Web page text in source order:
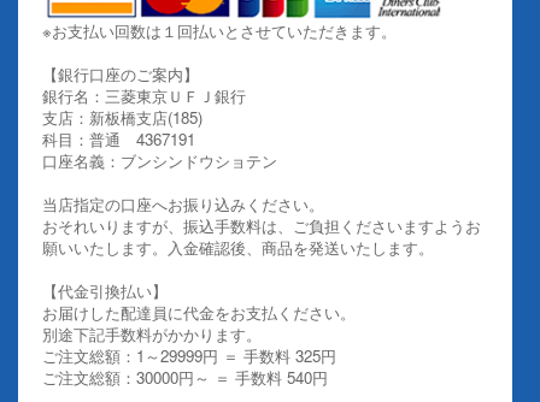
※お支払い回数は１回払いとさせていただきます。
【銀行口座のご案内】
銀行名：三菱東京ＵＦＪ銀行
支店：新板橋支店(185)
科目：普通 4367191
口座名義：ブンシンドウショテン
当店指定の口座へお振り込みください。
おそれいりますが、振込手数料は、ご負担くださいますようお
願いいたします。入金確認後、商品を発送いたします。
【代金引換払い】
お届けした配達員に代金をお支払ください。
別途下記手数料がかかります。
ご注文総額：1～29999円 ＝ 手数料 325円
ご注文総額：30000円～ ＝ 手数料 540円